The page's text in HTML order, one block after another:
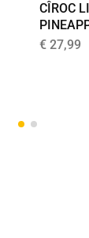
CÎROC
€ 27,99